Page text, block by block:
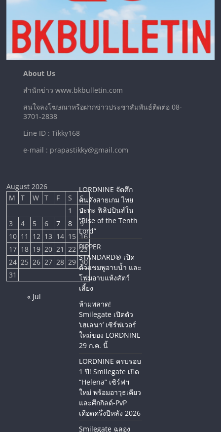
About Us
สำนักข่าว www.bkbulletin.com
สนใจลงโฆษณาหรือฝากข่าวประชาสัมพันธ์ติดต่อ 08-
3701-2838
Line ID : Tikky168
e-mail : prapastikky@gmail.com
August 2026
M
T W T F S
S
1
2
3
4 5 6 7 8
9
10 11 12 13 14 15 16
17 18 19 20 21 22 23
24 25 26 27 28 29 30
31
« Jul
LORDNINE จัดศึก
คนดังสายเกม ไทย
ปะทะ ฟิลิปปินส์ใน
“Rise of the Tenth
Lord”
PIPPER
STANDARD® เปิด
ตัวแชมพูอาบน้ำ และ
โฟมอาบแห้งสัตว์
เลี้ยง
ห้ามพลาด!
Smilegate เปิดตัว
‘เฮเลนา’ เซิร์ฟเวอร์
ใหม่ของ LORDNINE
29 ก.ค. นี้
LORDNINE ครบรอบ
1 ปี! Smilegate เปิด
“Helena” เซิร์ฟฯ
ใหม่ พร้อมอาวุธเคียว
และศึกกิลด์-PvP
เดือดครึ่งปีหลัง 2026
Smilegate ฉลอง